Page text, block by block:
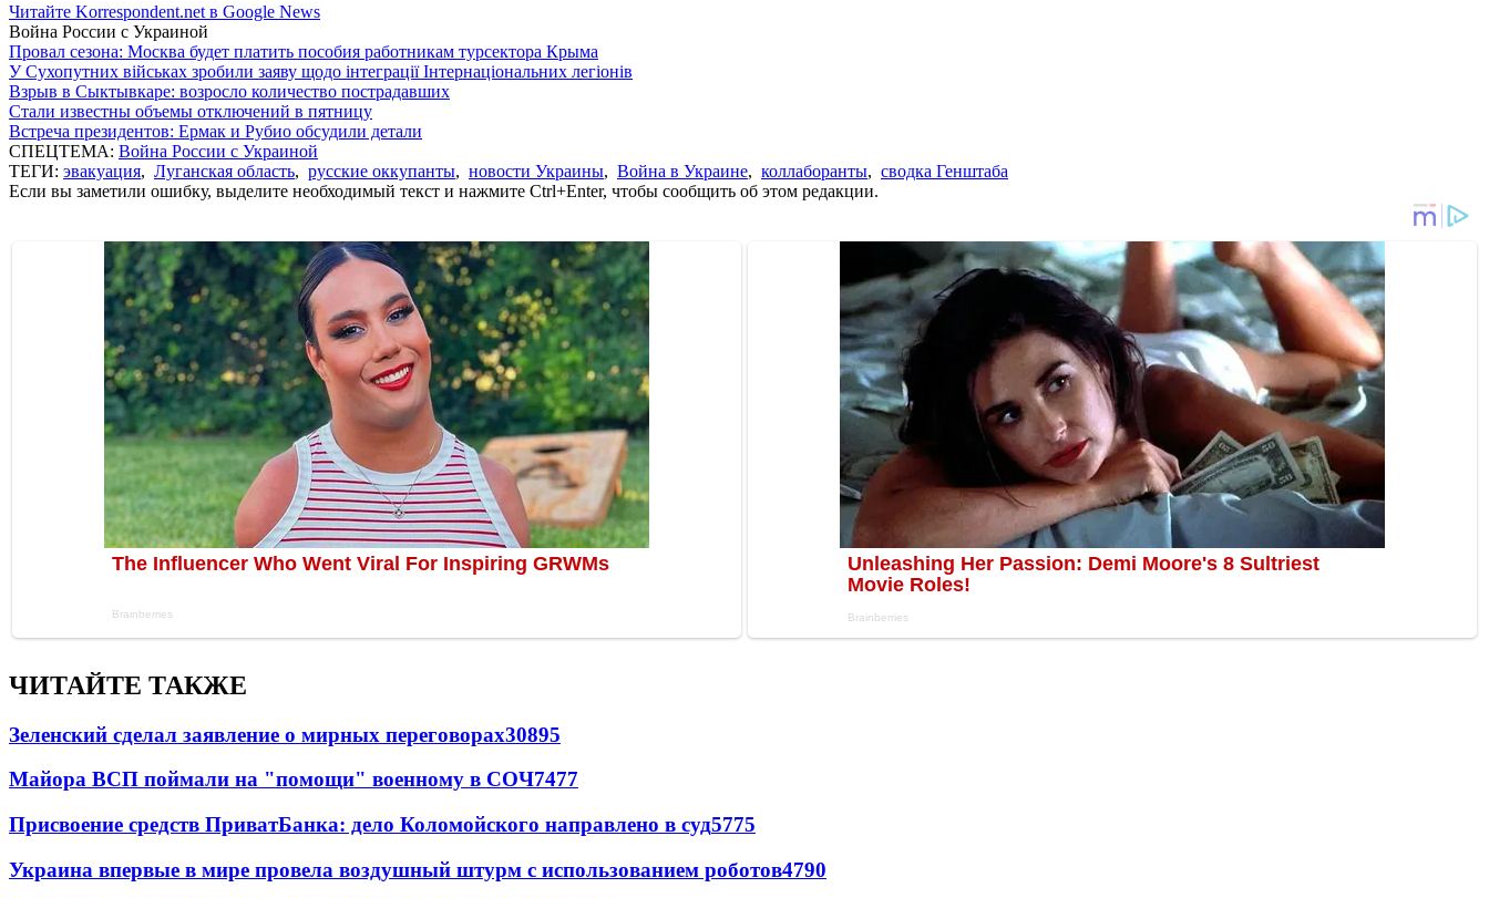
Читайте Korrespondent.net в Google News
Война России с Украиной
Провал сезона: Москва будет платить пособия работникам турсектора Крыма
У Сухопутних військах зробили заяву щодо інтеграції Інтернаціональних легіонів
Взрыв в Сыктывкаре: возросло количество пострадавших
Стали известны объемы отключений в пятницу
Встреча президентов: Ермак и Рубио обсудили детали
СПЕЦТЕМА: Война России с Украиной
ТЕГИ: эвакуация, Луганская область, русские оккупанты, новости Украины, Война в Украине, коллаборанты, сводка Генштаба
Если вы заметили ошибку, выделите необходимый текст и нажмите Ctrl+Enter, чтобы сообщить об этом редакции.
ЧИТАЙТЕ ТАКЖЕ
Зеленский сделал заявление о мирных переговорах30895
Майора ВСП поймали на "помощи" военному в СОЧ7477
Присвоение средств ПриватБанка: дело Коломойского направлено в суд5775
Украина впервые в мире провела воздушный штурм с использованием роботов4790